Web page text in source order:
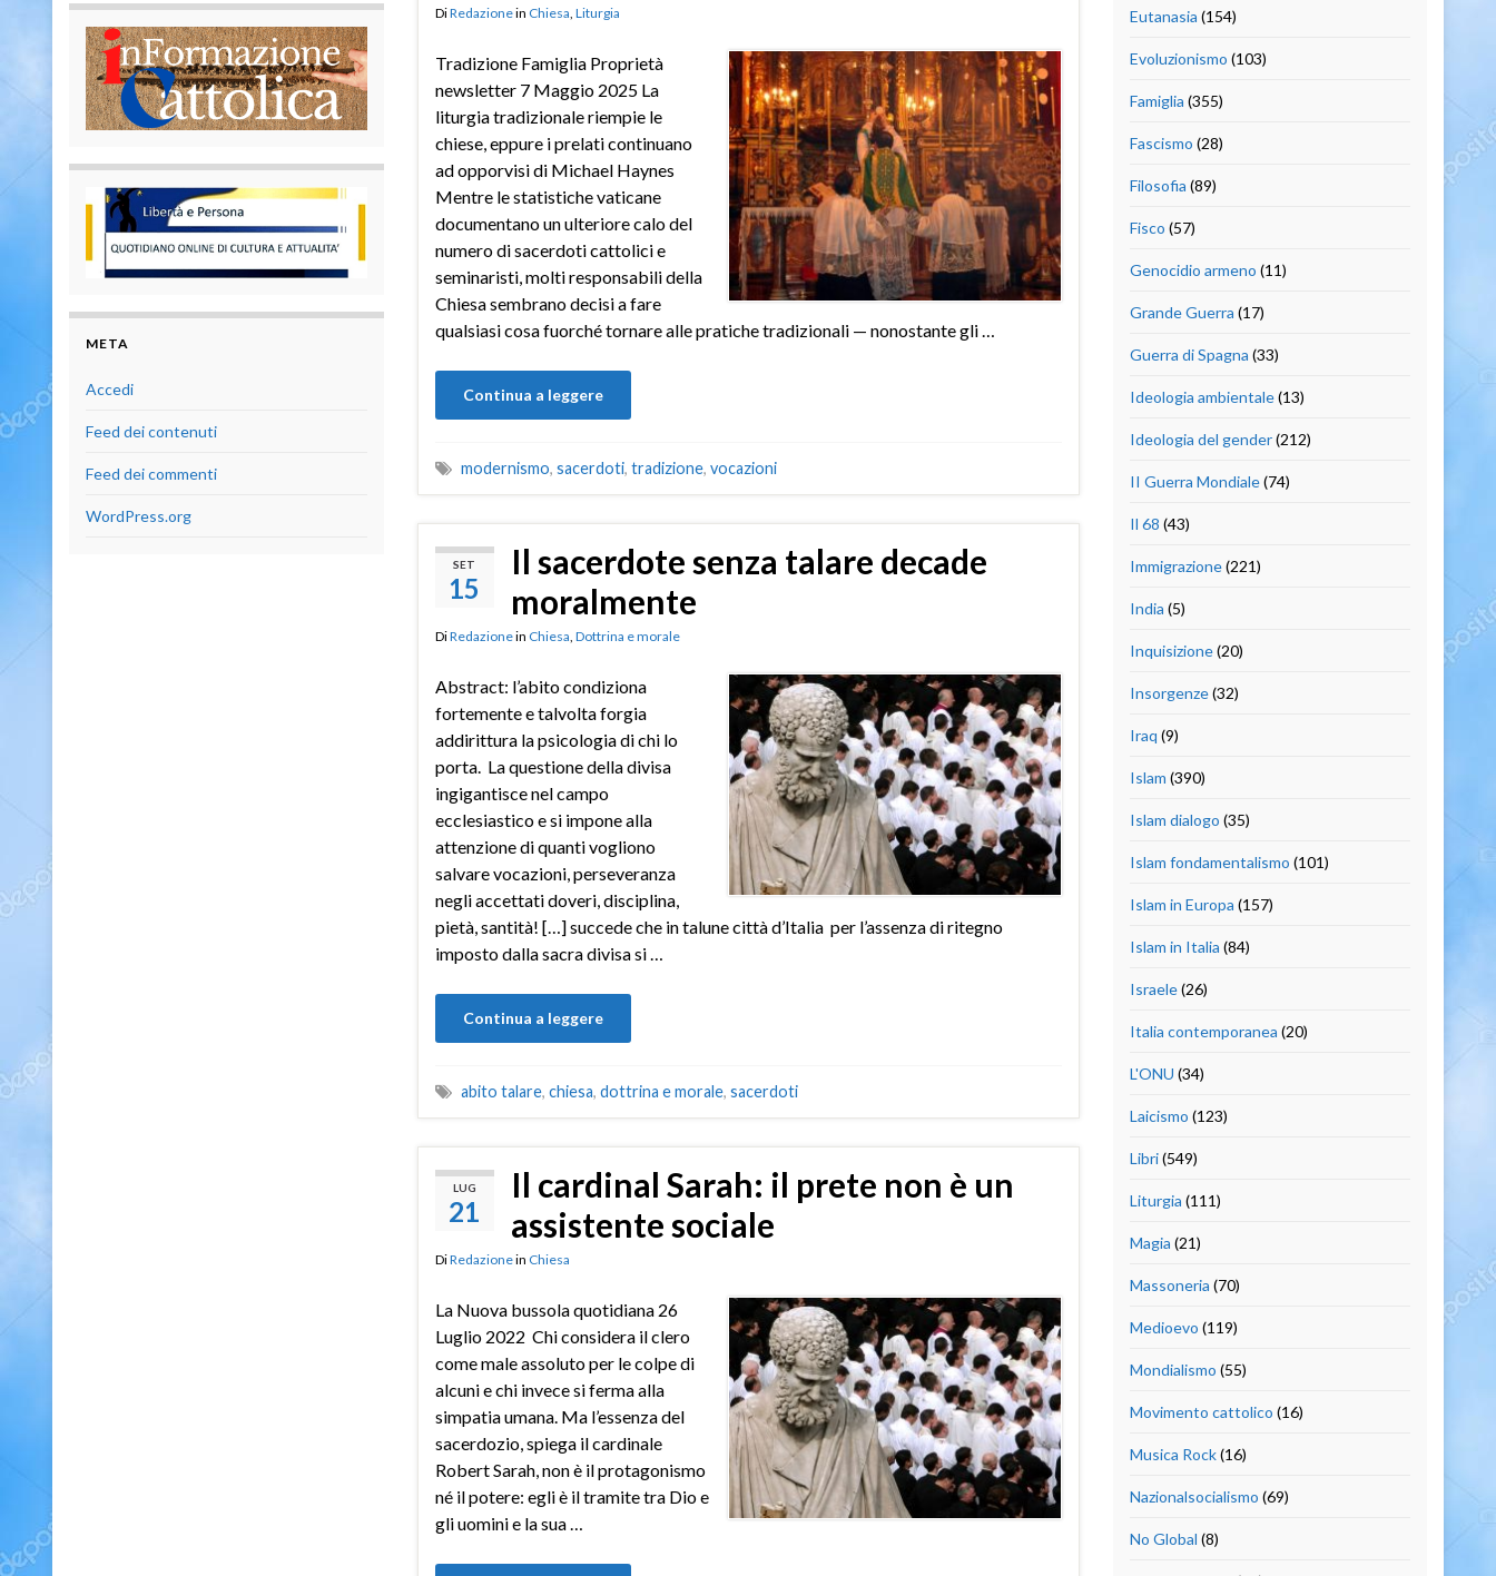
DiRedazionein Chiesa, Liturgia
Tradizione Famiglia Proprietà
newsletter 7 Maggio 2025 La
liturgia tradizionale riempie le
chiese, eppure i prelati continuano
ad opporvisi di Michael Haynes
Mentre le statistiche vaticane
documentano un ulteriore calo del
numero di sacerdoti cattolici e
seminaristi, molti responsabili della
Chiesa sembrano decisi a fare
qualsiasi cosa fuorché tornare alle pratiche tradizionali — nonostante gli …
Continua a leggere
modernismo, sacerdoti, tradizione, vocazioni
SET
15
Il sacerdote senza talare decade
moralmente
DiRedazionein Chiesa, Dottrina e morale
Abstract: l’abito condiziona
fortemente e talvolta forgia
addirittura la psicologia di chi lo
porta. La questione della divisa
ingigantisce nel campo
ecclesiastico e si impone alla
attenzione di quanti vogliono
salvare vocazioni, perseveranza
negli accettati doveri, disciplina,
pietà, santità! […] succede che in talune città d’Italia per l’assenza di ritegno
imposto dalla sacra divisa si …
Continua a leggere
abito talare, chiesa, dottrina e morale, sacerdoti
LUG
21
Il cardinal Sarah: il prete non è un
assistente sociale
DiRedazionein Chiesa
La Nuova bussola quotidiana 26
Luglio 2022 Chi considera il clero
come male assoluto per le colpe di
alcuni e chi invece si ferma alla
simpatia umana. Ma l’essenza del
sacerdozio, spiega il cardinale
Robert Sarah, non è il protagonismo
né il potere: egli è il tramite tra Dio e
gli uomini e la sua …
META
Accedi
Feed dei contenuti
Feed dei commenti
WordPress.org
Eutanasia (154)
Evoluzionismo (103)
Famiglia (355)
Fascismo (28)
Filosofia (89)
Fisco (57)
Genocidio armeno (11)
Grande Guerra (17)
Guerra di Spagna (33)
Ideologia ambientale(13)
Ideologia del gender(212)
II Guerra Mondiale(74)
Il 68 (43)
Immigrazione(221)
India (5)
Inquisizione(20)
Insorgenze(32)
Iraq (9)
Islam (390)
Islam dialogo (35)
Islam fondamentalismo (101)
Islam in Europa (157)
Islam in Italia (84)
Israele(26)
Italia contemporanea (20)
L'ONU (34)
Laicismo (123)
Libri(549)
Liturgia (111)
Magia (21)
Massoneria (70)
Medioevo (119)
Mondialismo (55)
Movimento cattolico (16)
Musica Rock(16)
Nazionalsocialismo (69)
No Global (8)